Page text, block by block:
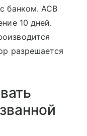
банком. АСВ
10 дней.
разрешается